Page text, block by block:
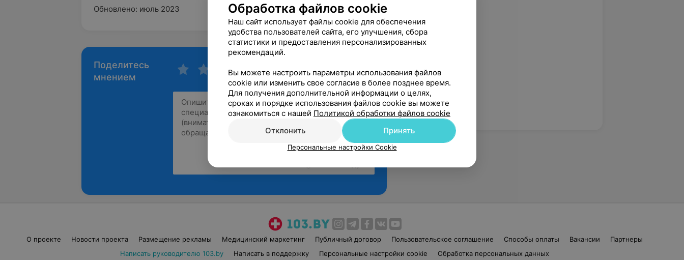
Обновлено: июль 2023
Поделитесь
мнением
О проекте Новости проекта Размещение рекламы Медицинский маркетинг Публичный договор Пользовательское соглашение Способы оплаты Вакансии
Партнеры
Написать руководителю 103.by
Написать в поддержку Персональные настройки cookie Обработка персональных данных
Обработка файлов cookie
Наш сайт использует файлы cookie для обеспечения
удобства пользователей сайта, его улучшения, сбора
статистики и предоставления персонализированных
рекомендаций.
Вы можете настроить параметры использования файлов
cookie или изменить свое согласие в более позднее время.
Для получения дополнительной информации о целях,
сроках и порядке использования файлов cookie вы можете
ознакомиться с нашей Политикой обработки файлов cookie
Отклонить
Принять
Персональные настройки Cookie